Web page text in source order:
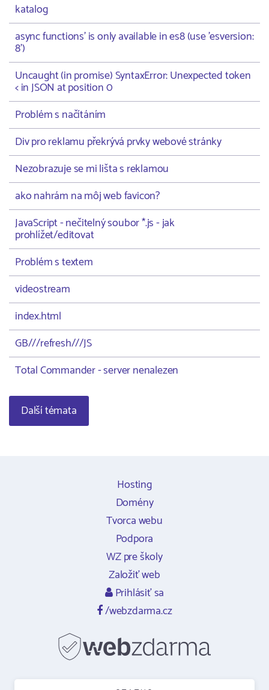
katalog
async functions' is only available in es8 (use 'esversion:
8')
Uncaught (in promise) SyntaxError: Unexpected token
< in JSON at position 0
Problém s načítáním
Div pro reklamu překrývá prvky webové stránky
Nezobrazuje se mi lišta s reklamou
ako nahrám na môj web favicon?
JavaScript - nečitelný soubor *.js - jak
prohlížet/editovat
Problém s textem
videostream
index.html
GB///refresh///JS
Total Commander - server nenalezen
Další témata
Hosting
Domény
Tvorca webu
Podpora
WZ pre školy
Založiť web
Prihlásiť sa
/webzdarma.cz